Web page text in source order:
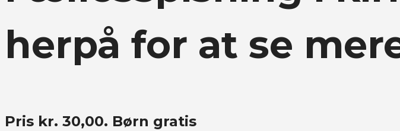
herpå for at se
Pris kr. 30,00. Børn gratis